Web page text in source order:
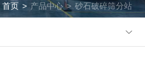
首页 > 产品中心> 砂石破碎筛分站